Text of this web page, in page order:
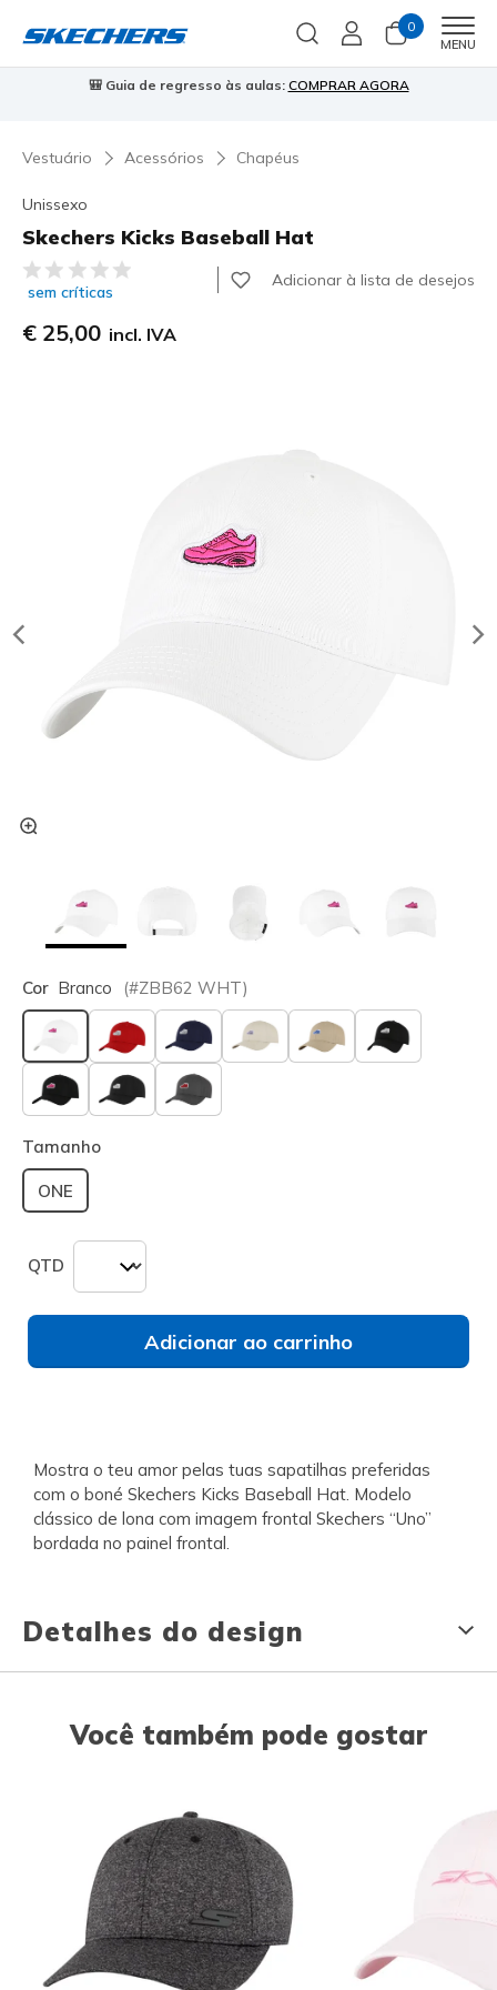
0
MENU
🎒 Guia de regresso às aulas: COMPRAR AGORA
Vestuário Acessórios Chapéus
Unissexo
Skechers Kicks Baseball Hat
4$7 de 5 – Classificação do cliente
sem críticas
Adicionar à lista de desejos
€ 25,00 incl. IVA
Cor Branco (#ZBB62 WHT)
selecionado
Tamanho
ONE
QTD
Adicionar ao carrinho
Mostra o teu amor pelas tuas sapatilhas preferidas
com o boné Skechers Kicks Baseball Hat. Modelo
clássico de lona com imagem frontal Skechers “Uno”
bordada no painel frontal.
Detalhes do design
Você também pode gostar